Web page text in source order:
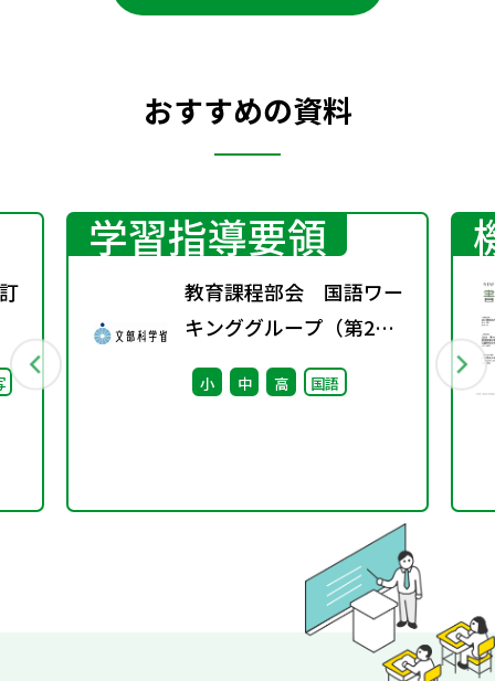
おすすめの資料
学習指導要領
教育課程部会 国語ワー
キンググループ（第2
回） 配付資料
小 中 高 国語